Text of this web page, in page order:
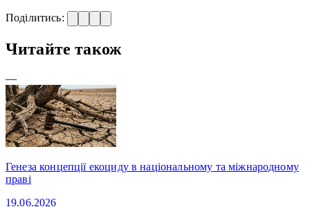
Поділитись:
Читайте також
—
Генеза концепції екоциду в національному та міжнародному
праві
19.06.2026